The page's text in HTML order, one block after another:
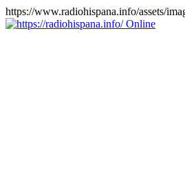
https://www.radiohispana.info/assets/
Online